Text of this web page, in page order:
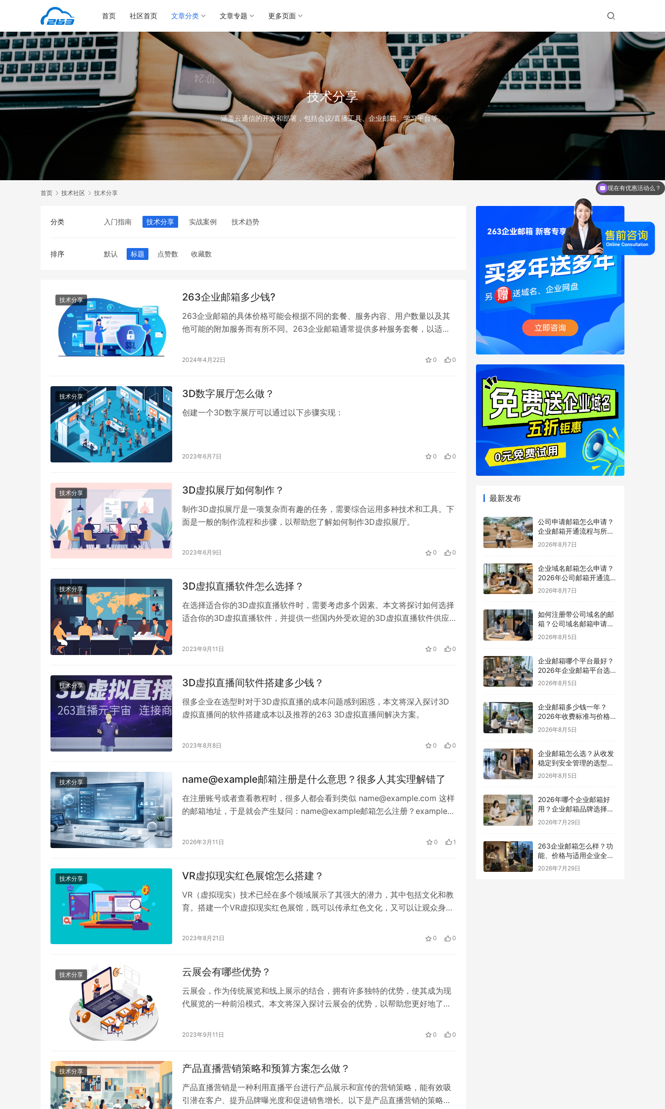
首页 社区首页 文章分类 文章专题 更多页面
技术分享
涵盖云通信的开发和部署，包括会议/直播工具、企业邮箱、学习平台等。
首页 技术社区 技术分享
分类 入门指南 技术分享 实战案例 技术趋势
排序 默认 标题 点赞数 收藏数
技术分享 263企业邮箱多少钱?
263企业邮箱的具体价格可能会根据不同的套餐、服务内容、用户数量以及其
他可能的附加服务而有所不同。263企业邮箱通常提供多种服务套餐，以适应
信息：
2024年4月22日 0 0
技术分享 3D数字展厅怎么做？
创建一个3D数字展厅可以通过以下步骤实现：
2023年6月7日 0 0
技术分享 3D虚拟展厅如何制作？
制作3D虚拟展厅是一项复杂而有趣的任务，需要综合运用多种技术和工具。下
面是一般的制作流程和步骤，以帮助您了解如何制作3D虚拟展厅。
2023年6月9日 0 0
技术分享 3D虚拟直播软件怎么选择？
在选择适合你的3D虚拟直播软件时，需要考虑多个因素。本文将探讨如何选择
适合你的3D虚拟直播软件，并提供一些国内外受欢迎的3D虚拟直播软件供应
2023年9月11日 0 0
技术分享 3D虚拟直播间软件搭建多少钱？
很多企业在选型时对于3D虚拟直播的成本问题感到困惑，本文将深入探讨3D
虚拟直播间的软件搭建成本以及推荐的263 3D虚拟直播间解决方案。
2023年8月8日 0 0
技术分享 name@example邮箱注册是什么意思？很多人其实理解错了
在注册账号或者查看教程时，很多人都会看到类似 name@example.com 这样
的邮箱地址，于是就会产生疑问：name@example邮箱怎么注册？example邮
而只是一个示例邮箱。 下面就给大家详细解释一下。 一、name@example邮
2026年3月11日 0 1
技术分享 VR虚拟现实红色展馆怎么搭建？
VR（虚拟现实）技术已经在多个领域展示了其强大的潜力，其中包括文化和教
育。搭建一个VR虚拟现实红色展馆，既可以传承红色文化，又可以让观众身临
及所需的步骤和技术。
2023年8月21日 0 0
技术分享 云展会有哪些优势？
云展会，作为传统展览和线上展示的结合，拥有许多独特的优势，使其成为现
代展览的一种前沿模式。本文将深入探讨云展会的优势，以帮助您更好地了解
2023年9月11日 0 0
技术分享 产品直播营销策略和预算方案怎么做？
产品直播营销是一种利用直播平台进行产品展示和宣传的营销策略，能有效吸
引潜在客户、提升品牌曝光度和促进销售增长。以下是产品直播营销的策略和
最新发布
公司申请邮箱怎么申请？
企业邮箱开通流程与所需
材料说明
2026年8月7日
企业域名邮箱怎么申请？
2026年公司邮箱开通流程
详解
2026年8月7日
如何注册带公司域名的邮
箱？公司域名邮箱申请与
配置指南
2026年8月5日
企业邮箱哪个平台最好？
2026年企业邮箱平台选择
指南
2026年8月5日
企业邮箱多少钱一年？
2026年收费标准与价格计
算指南
2026年8月5日
企业邮箱怎么选？从收发
稳定到安全管理的选型指
南
2026年8月5日
2026年哪个企业邮箱好
用？企业邮箱品牌选择指
南
2026年7月29日
263企业邮箱怎么样？功
能、价格与适用企业全面
解析
2026年7月29日
现在有优惠活动么？